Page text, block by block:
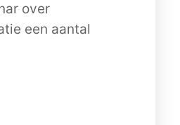
over
een aantal